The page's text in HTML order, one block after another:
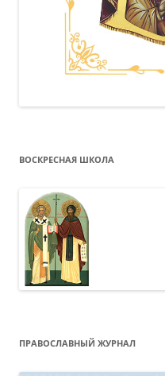
ВОСКРЕСНАЯ ШКОЛА
ПРАВОСЛАВНЫЙ ЖУРНАЛ